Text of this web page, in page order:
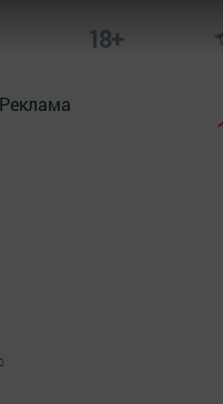
18+
Реклама